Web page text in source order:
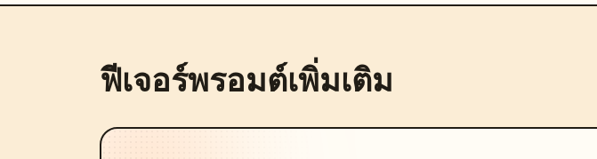
ฟีเจอร์พรอมต์เพิ่มเติม